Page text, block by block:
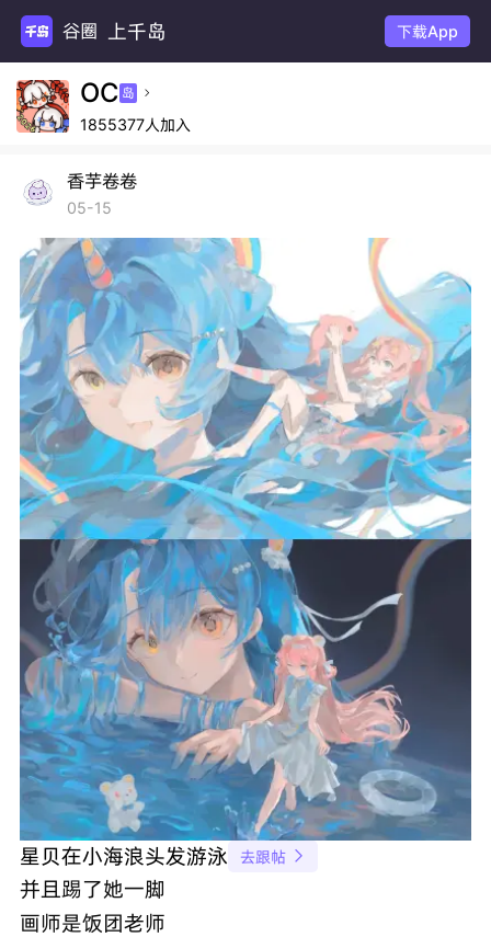
上千岛 下载App
OC 岛 
1855377人加入
香芋卷卷
05-15
星贝在小海浪头发游泳 去跟帖 
并且踢了她一脚
画师是饭团老师